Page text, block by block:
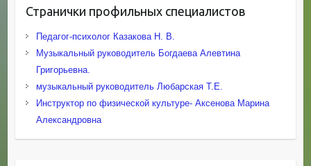
Странички профильных специалистов
Педагог-психолог Казакова Н. В.
Музыкальный руководитель Богдаева Алевтина
Григорьевна.
музыкальный руководитель Любарская Т.Е.
Инструктор по физической культуре- Аксенова Марина
Александровна